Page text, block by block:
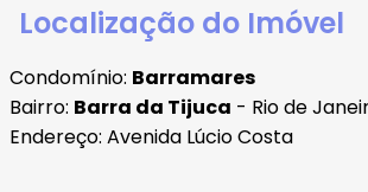
Localização do Imóvel
Condomínio: Barramares
Bairro: Barra da Tijuca - Rio de
Endereço: Avenida Lúcio Costa